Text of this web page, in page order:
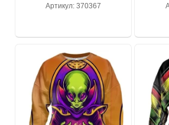
Артикул: 370367